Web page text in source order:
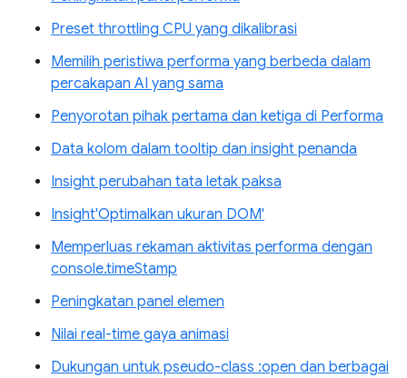
Preset throttling CPU yang dikalibrasi
Memilih peristiwa performa yang berbeda dalam
percakapan AI yang sama
Penyorotan pihak pertama dan ketiga di Performa
Data kolom dalam tooltip dan insight penanda
Insight perubahan tata letak paksa
Insight'Optimalkan ukuran DOM'
Memperluas rekaman aktivitas performa dengan
console.timeStamp
Peningkatan panel elemen
Nilai real-time gaya animasi
Dukungan untuk pseudo-class :open dan berbagai